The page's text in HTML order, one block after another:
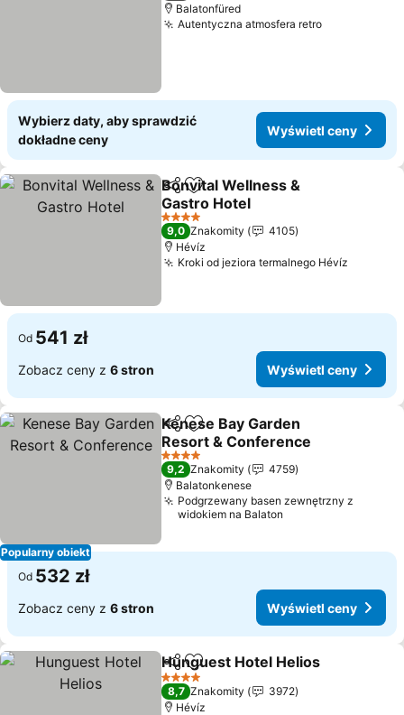
Balatonfüred
Autentyczna atmosfera retroWyświetl
Wybierz daty, aby sprawdzić
dokładne ceny
Wyświetl ceny
Udostępnij
Dodaj do ulubionych
Bonvital Wellness &
Gastro Hotel
Wyświetl ceny
4 Kategoria
9,0 Znakomity
4105
Hévíz
Kroki od jeziora termalnego Hévíz
Od 541 zł
Zobacz ceny z 6 stron Wyświetl ceny
Popularny obiekt
Udostępnij
Dodaj do ulubionych
Kenese Bay Garden
Resort & Conference
Wyświetl ceny
4 Kategoria
9,2 Znakomity
4759
Balatonkenese
Podgrzewany basen zewnętrzny z
widokiem na Balaton
Od 532 zł
Zobacz ceny z 6 stron Wyświetl ceny
Udostępnij
Dodaj do ulubionych
Hunguest Hotel Helios
4 Kategoria
8,7 Znakomity
3972
Hévíz